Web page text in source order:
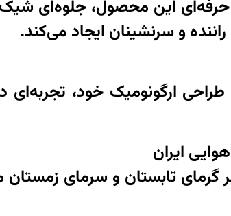
این محصول، جلوه‌ای
و سرنشینان ایجاد می‌کند.
ارگونومیک خود، تجربه‌ای
ایران
گرمای تابستان و سرمای